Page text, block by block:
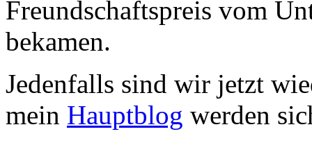
Freundschaftspreis vom
bekamen.
Jedenfalls sind wir jetzt
mein Hauptblog werden